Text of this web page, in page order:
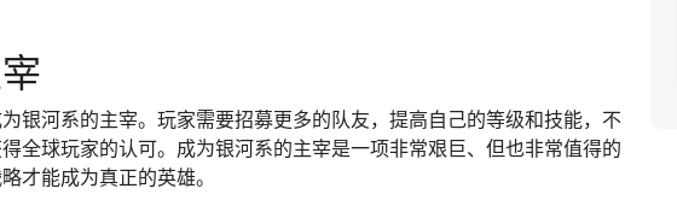
银河系的主宰。玩家需要招募更多的队友，提高自己的等级和技能，不
全球玩家的认可。成为银河系的主宰是一项非常艰巨、但也非常值得的
才能成为真正的英雄。